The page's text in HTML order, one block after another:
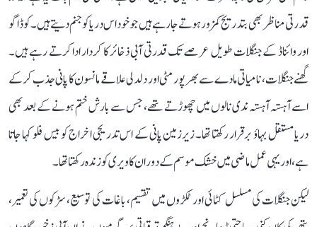
قدرتی مناظر بھی بتدریج کمزور ہوتے جا رہے ہیں جو خود اس دریا کو جنم دیتے ہیں۔ کوڈاگو
اور وائناڈ کے جنگلات طویل عرصے تک قدرتی آبی ذخائر کا کردار ادا کرتے رہے ہیں۔
گھنے جنگلات، نامیاتی مادے سے بھرپور مٹی اور دلدلی علاقے مانسون کا پانی جذب کر کے
اسے آہستہ آہستہ ندی نالوں میں چھوڑتے تھے، جس سے بارش ختم ہونے کے بعد بھی
دریا مستقل بہاؤ برقرار رکھتا تھا۔ زیرزمین پانی کے اس تدریجی اخراج کو بیس فلو کہا جاتا
ہے، اور یہی عمل ماضی میں خشک موسم کے دوران کاویری کو زندہ رکھتا تھا۔
لیکن جنگلات کی مسلسل کٹائی اور ٹکڑوں میں تقسیم، باغات کی توسیع، سڑکوں کی تعمیر،